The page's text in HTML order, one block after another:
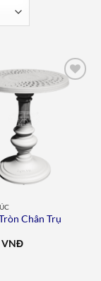
Add to
Chân Trụ
VNĐ